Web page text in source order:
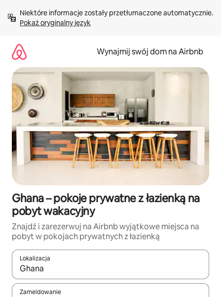
treści Pokaż oryginalny język
Wynajmij swój dom na Airbnb
Ghana – pokoje prywatne z łazienką na
pobyt wakacyjny
Znajdź i zarezerwuj na Airbnb wyjątkowe miejsca na
pobyt w pokojach prywatnych z łazienką
Lokalizacja
Gdy wyniki będą dostępne, możesz poruszać się po nich za
Zameldowanie